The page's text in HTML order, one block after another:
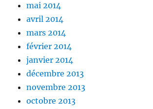
mai 2014
avril 2014
mars 2014
février 2014
janvier 2014
décembre 2013
novembre 2013
octobre 2013